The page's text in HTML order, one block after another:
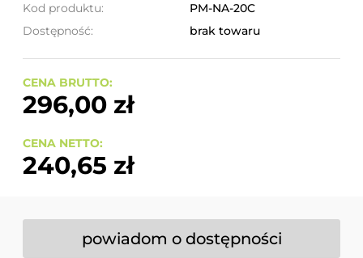
Kod produktu:
PM-NA-20C
Dostępność:
brak towaru
CENA BRUTTO:
296,00 zł
CENA NETTO:
240,65 zł
powiadom o dostępności